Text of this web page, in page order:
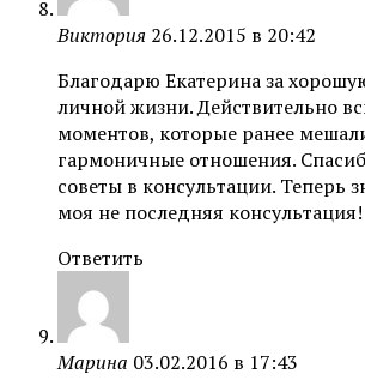
Виктория 26.12.2015 в 20:42
Благодарю Екатерина за
личной жизни. Действительно
моментов, которые ранее
гармоничные отношения.
советы в консультации. Теперь
моя не последняя консультация!
Ответить
Марина 03.02.2016 в 17:43